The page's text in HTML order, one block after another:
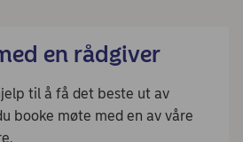
en rådgiver
til å få det beste ut av
booke møte med en av våre